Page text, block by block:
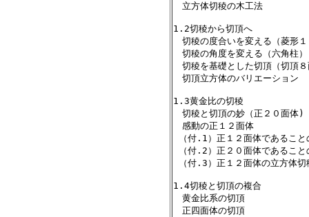
立方体切稜の木工
1.2切稜から切頂へ
切稜の度合いを変える
切稜の角度を変える
切稜を基礎とした切頂
切頂立方体のバリエ
1.3黄金比の切稜　
切稜と切頂の妙（正
感動の正１２面体
（付.1）正１２面体で
（付.2）正２０面体で
（付.3）正１２面体の立方
1.4切稜と切頂の複
黄金比系の切頂
正四面体の切頂